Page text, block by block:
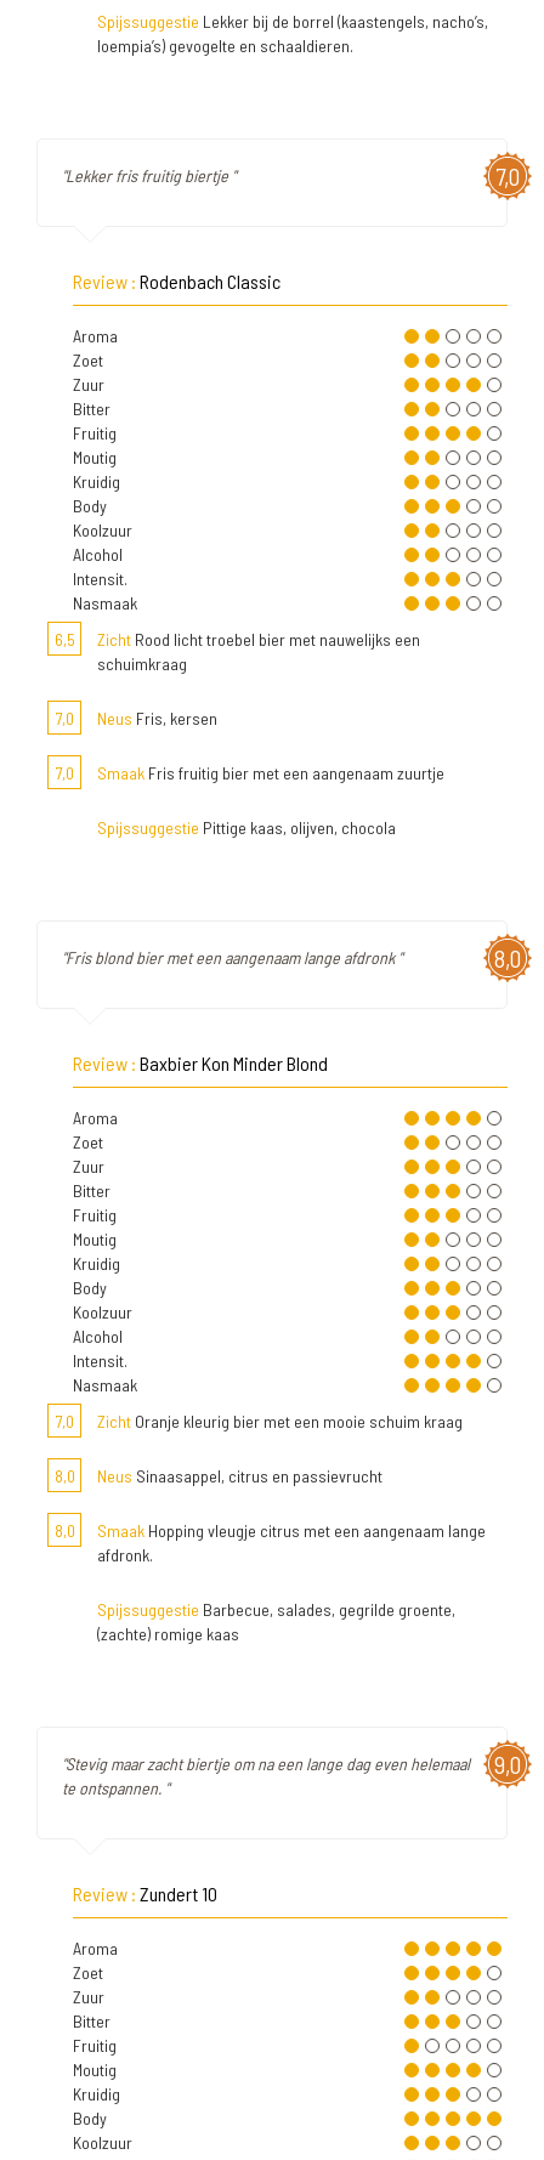
Spijssuggestie Lekker bij de borrel (kaastengels, nacho’s,
loempia’s) gevogelte en schaaldieren.
7,0
"Lekker fris fruitig biertje "
Review : Rodenbach Classic
Aroma
Zoet
Zuur
Bitter
Fruitig
Moutig
Kruidig
Body
Koolzuur
Alcohol
Intensit.
Nasmaak
6,5
Zicht Rood licht troebel bier met nauwelijks een
schuimkraag
7,0 Neus Fris, kersen
7,0 Smaak Fris fruitig bier met een aangenaam zuurtje
Spijssuggestie Pittige kaas, olijven, chocola
8,0
"Fris blond bier met een aangenaam lange afdronk "
Review : Baxbier Kon Minder Blond
Aroma
Zoet
Zuur
Bitter
Fruitig
Moutig
Kruidig
Body
Koolzuur
Alcohol
Intensit.
Nasmaak
7,0
Zicht Oranje kleurig bier met een mooie schuim kraag
8,0 Neus Sinaasappel, citrus en passievrucht
8,0 Smaak Hopping vleugje citrus met een aangenaam lange
afdronk.
Spijssuggestie Barbecue, salades, gegrilde groente,
(zachte) romige kaas
9,0
"Stevig maar zacht biertje om na een lange dag even helemaal
te ontspannen. "
Review : Zundert 10
Aroma
Zoet
Zuur
Bitter
Fruitig
Moutig
Kruidig
Body
Koolzuur